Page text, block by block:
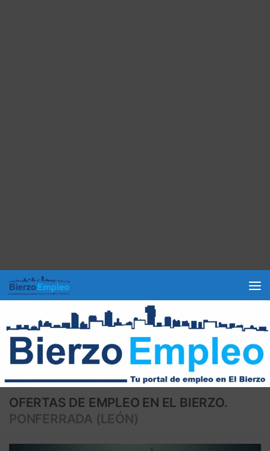
OFERTAS DE EMPLEO EN EL BIERZO.
PONFERRADA (LEÓN)